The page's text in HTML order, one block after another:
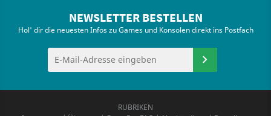
NEWSLETTER BESTELLEN
Hol' dir die neuesten Infos zu Games und Konsolen direkt ins Postfach
RUBRIKEN